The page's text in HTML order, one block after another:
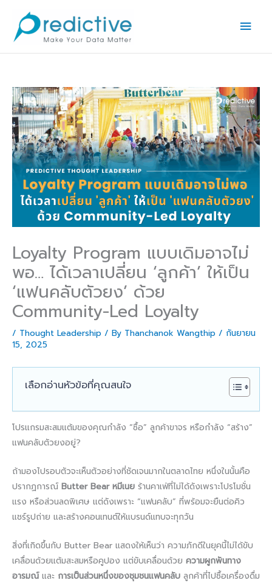
content
Loyalty Program แบบเดิมอาจไม่
พอ… ได้เวลาเปลี่ยน ‘ลูกค้า’ ให้เป็น
‘แฟนคลับตัวยง’ ด้วย
Community-Led Loyalty
/ Thought Leadership / By Thanchanok Wangthip / กันยายน
15, 2025
เลือกอ่านหัวข้อที่คุณสนใจ
โปรแกรมสะสมแต้มของคุณกำลัง “ซื้อ” ลูกค้าขาจร หรือกำลัง “สร้าง”
แฟนคลับตัวยงอยู่?
ถ้ามองไปรอบตัวจะเห็นตัวอย่างที่ชัดเจนมากในตลาดไทย หนึ่งในนั้นคือ
ปรากฏการณ์Butter Bear หมีเนย ร้านคาเฟ่ที่ไม่ได้ดังเพราะโปรโมชั่น
แรง หรือส่วนลดพิเศษ แต่ดังเพราะ “แฟนคลับ” ที่พร้อมจะยืนต่อคิว
แชร์รูปถ่าย และสร้างคอนเทนต์ให้แบรนด์แทบจะทุกวัน
สิ่งที่เกิดขึ้นกับ Butter Bear แสดงให้เห็นว่า ความภักดีในยุคนี้ไม่ได้ขับ
เคลื่อนด้วยแต้มสะสมหรือคูปอง แต่ขับเคลื่อนด้วย ความผูกพันทาง
อารมณ์และ การเป็นส่วนหนึ่งของชุมชนแฟนคลับ ลูกค้าที่ไปซื้อเครื่องดื่ม